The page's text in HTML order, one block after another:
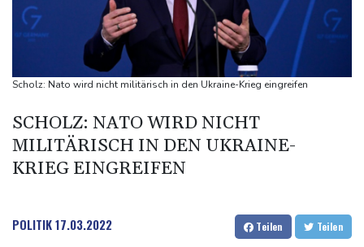
in Sachsen-Anhalt
US-Senat stimmt für umfassendes Sanktionspaket gegen
"Rente mit 63": Unionsfraktionschef Frei offen für Härtefall- und
Ceuta-Andrang: EU fordert von Meta und Tiktok Vorgehen gegen
Falschinformationen
Rechter Hardliner De la Espriella als Kolumbiens Präsident
Infantino erhält Unterstützung aus Südamerika
Scholz: Nato wird nicht militärisch in den Ukraine-Krieg eingreifen
SCHOLZ: NATO WIRD NICHT
MILITÄRISCH IN DEN UKRAINE-
KRIEG EINGREIFEN
POLITIK17.03.2022 Teilen Teilen